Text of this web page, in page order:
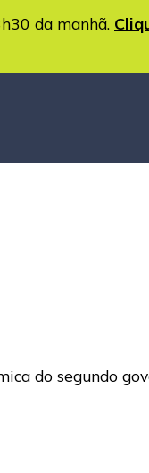
da manhã.
do segundo